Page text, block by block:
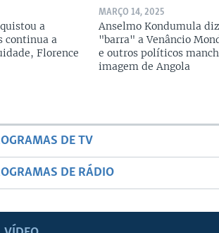
a
continua a
Florence
MARÇO 14, 2025
Anselmo Kondumula
"barra" a Venâncio
e outros políticos
imagem de Angola
DE TV
DE RÁDIO